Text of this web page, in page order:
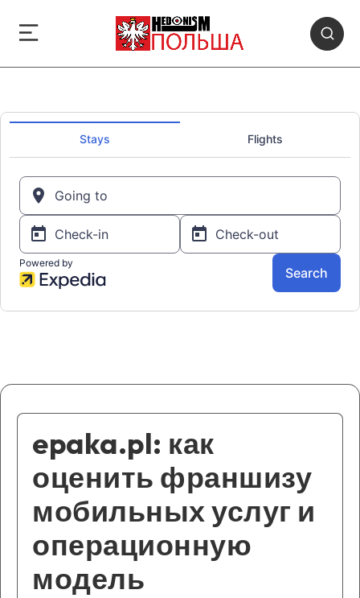
epaka.pl: как
оценить франшизу
мобильных услуг и
операционную
модель